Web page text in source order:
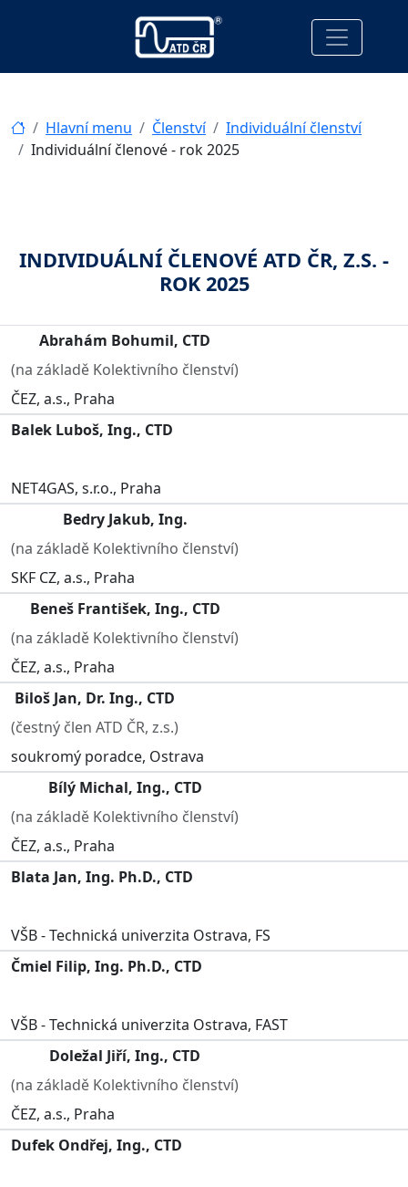
Hlavní menu Členství
Individuální členství
Individuální členové - rok 2025
INDIVIDUÁLNÍ ČLENOVÉ ATD ČR, Z.S. -
ROK 2025
Abrahám Bohumil, CTD
(na základě Kolektivního členství)
ČEZ, a.s., Praha
Balek Luboš, Ing., CTD
NET4GAS, s.r.o., Praha
Bedry Jakub, Ing.
(na základě Kolektivního členství)
SKF CZ, a.s., Praha
Beneš František, Ing., CTD
(na základě Kolektivního členství)
ČEZ, a.s., Praha
Biloš Jan, Dr. Ing., CTD
(čestný člen ATD ČR, z.s.)
soukromý poradce, Ostrava
Bílý Michal, Ing., CTD
(na základě Kolektivního členství)
ČEZ, a.s., Praha
Blata Jan, Ing. Ph.D., CTD
VŠB - Technická univerzita Ostrava, FS
Čmiel Filip, Ing. Ph.D., CTD
VŠB - Technická univerzita Ostrava, FAST
Doležal Jiří, Ing., CTD
(na základě Kolektivního členství)
ČEZ, a.s., Praha
Dufek Ondřej, Ing., CTD